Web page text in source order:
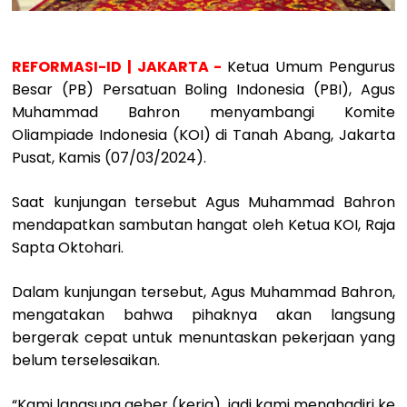
REFORMASI-ID | JAKARTA - Ketua Umum Pengurus
Besar (PB) Persatuan Boling Indonesia (PBI), Agus
Muhammad Bahron menyambangi Komite
Oliampiade Indonesia (KOI) di Tanah Abang, Jakarta
Pusat, Kamis (07/03/2024).
Saat kunjungan tersebut Agus Muhammad Bahron
mendapatkan sambutan hangat oleh Ketua KOI, Raja
Sapta Oktohari.
Dalam kunjungan tersebut, Agus Muhammad Bahron,
mengatakan bahwa pihaknya akan langsung
bergerak cepat untuk menuntaskan pekerjaan yang
belum terselesaikan.